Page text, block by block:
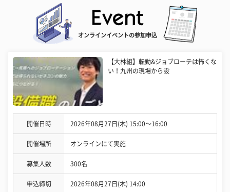
オンラインイベントの参加申込
【大林組】転勤&ジョブローテは怖くな
い！九州の現場から設
開催日時 2026年08月27日(木) 15:00〜16:00
開催場所 オンラインにて実施
募集人数 300名
申込締切 2026年08月27日(木) 14:00